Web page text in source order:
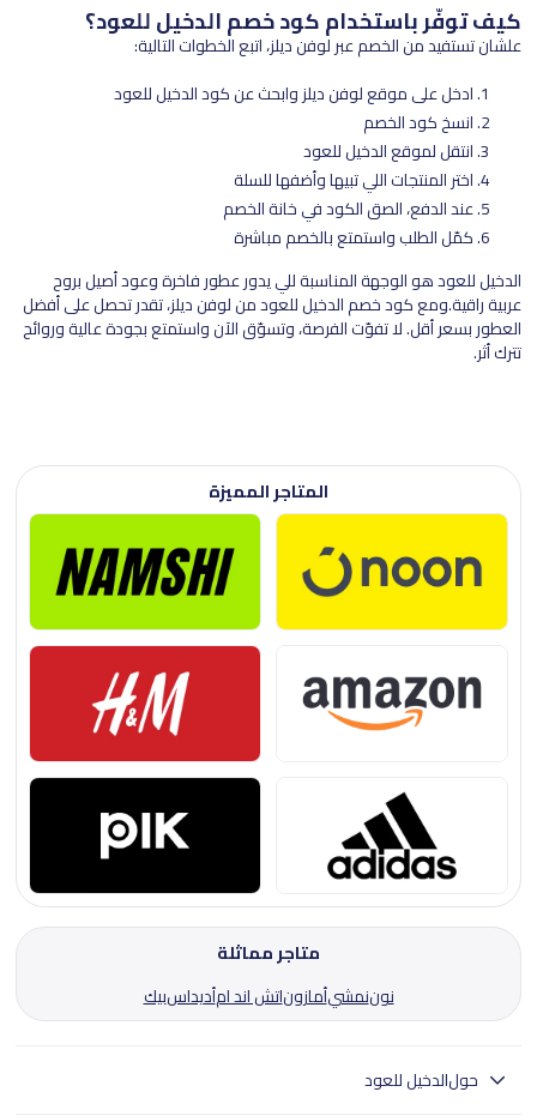
كيف توفّر باستخدام كود خصم الدخيل للعود؟
علشان تستفيد من الخصم عبر لوفن ديلز، اتبع الخطوات التالية:
ادخل على موقع لوفن ديلز وابحث عن كود الدخيل للعود
انسخ كود الخصم
انتقل لموقع الدخيل للعود
اختر المنتجات اللي تبيها وأضفها للسلة
عند الدفع، الصق الكود في خانة الخصم
كمّل الطلب واستمتع بالخصم مباشرة
الدخيل للعود هو الوجهة المناسبة للي يدور عطور فاخرة وعود أصيل بروح
عربية راقية.ومع كود خصم الدخيل للعود من لوفن ديلز، تقدر تحصل على أفضل
العطور بسعر أقل. لا تفوّت الفرصة، وتسوّق الآن واستمتع بجودة عالية وروائح
تترك أثر.
المتاجر المميزة
متاجر مماثلة
نوننمشيأمازوناتش اند امأديداسبيك
حولالدخيل للعود